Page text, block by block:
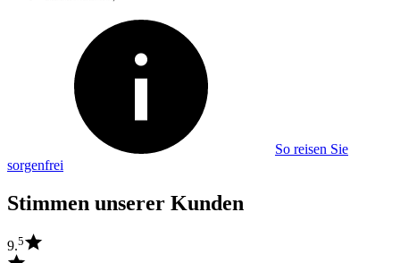
So reisen Sie
sorgenfrei
Stimmen unserer Kunden
9.5